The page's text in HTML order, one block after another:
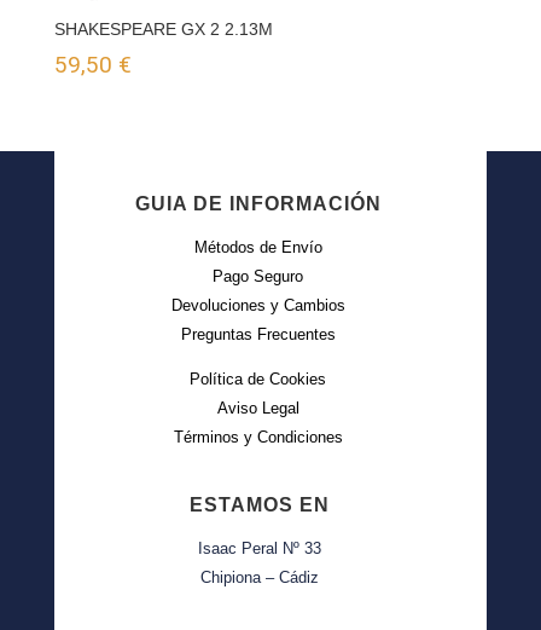
SHAKESPEARE GX 2 2.13M
59,50 €
GUIA DE INFORMACIÓN
Métodos de Envío
Pago Seguro
Devoluciones y Cambios
Preguntas Frecuentes
Política de Cookies
Aviso Legal
Términos y Condiciones
ESTAMOS EN
Isaac Peral Nº 33
Chipiona – Cádiz